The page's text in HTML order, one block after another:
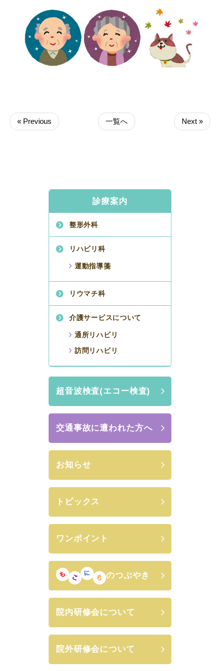
« Previous 一覧へ Next »
診療案内
整形外科
リハビリ科
運動指導箋
リウマチ科
介護サービスについて
通所リハビリ
訪問リハビリ
超音波検査(エコー検査)
交通事故に遭われた方へ
お知らせ
トピックス
ワンポイント
のつぶやき
院内研修会について
院外研修会について